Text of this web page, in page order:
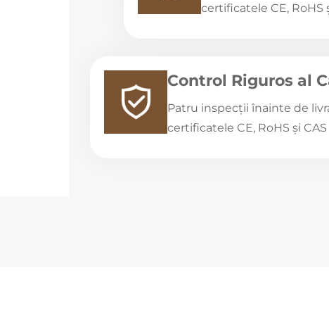
certificatele CE, RoHS
Control Riguros al
Patru inspecții înainte de
certificatele CE, RoHS și CAS